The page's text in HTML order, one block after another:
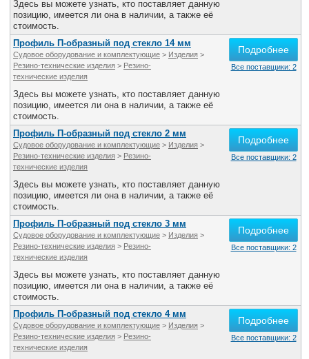
Здесь вы можете узнать, кто поставляет данную
позицию, имеется ли она в наличии, а также её
стоимость.
Профиль П-образный под стекло 14 мм
Судовое оборудование и комплектующие > Изделия >
Резино-технические изделия > Резино-
технические изделия
Здесь вы можете узнать, кто поставляет данную
позицию, имеется ли она в наличии, а также её
стоимость.
Подробнее
Все поставщики: 2
Профиль П-образный под стекло 2 мм
Судовое оборудование и комплектующие > Изделия >
Резино-технические изделия > Резино-
технические изделия
Здесь вы можете узнать, кто поставляет данную
позицию, имеется ли она в наличии, а также её
стоимость.
Подробнее
Все поставщики: 2
Профиль П-образный под стекло 3 мм
Судовое оборудование и комплектующие > Изделия >
Резино-технические изделия > Резино-
технические изделия
Здесь вы можете узнать, кто поставляет данную
позицию, имеется ли она в наличии, а также её
стоимость.
Подробнее
Все поставщики: 2
Профиль П-образный под стекло 4 мм
Судовое оборудование и комплектующие > Изделия >
Резино-технические изделия > Резино-
технические изделия
Подробнее
Все поставщики: 2